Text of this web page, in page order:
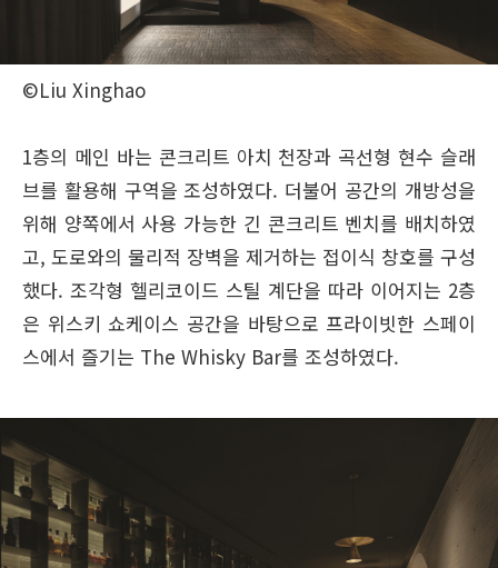
©Liu Xinghao
1층의 메인 바는 콘크리트 아치 천장과 곡선형 현수 슬래
브를 활용해 구역을 조성하였다. 더불어 공간의 개방성을
위해 양쪽에서 사용 가능한 긴 콘크리트 벤치를 배치하였
고, 도로와의 물리적 장벽을 제거하는 접이식 창호를 구성
했다. 조각형 헬리코이드 스틸 계단을 따라 이어지는 2층
은 위스키 쇼케이스 공간을 바탕으로 프라이빗한 스페이
스에서 즐기는 The Whisky Bar를 조성하였다.